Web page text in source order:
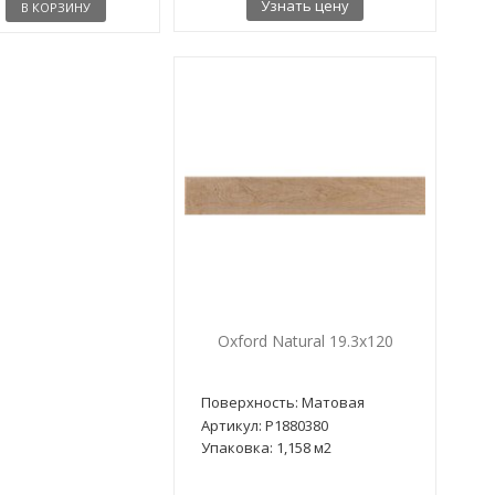
В КОРЗИНУ Узнать цену
Oxford Natural 19.3x120
Поверхность: Матовая
Артикул: P1880380
Упаковка: 1,158 м2